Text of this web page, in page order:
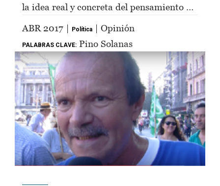
la idea real y concreta del pensamiento de
Perón"
ABR 2017 | Política | Opinión
PALABRAS CLAVE: Pino Solanas